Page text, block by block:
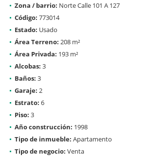
Zona / barrio: Norte Calle 101 A 127
Código: 773014
Estado: Usado
Área Terreno: 208 m²
Área Privada: 193 m²
Alcobas: 3
Baños: 3
Garaje: 2
Estrato: 6
Piso: 3
Año construcción: 1998
Tipo de inmueble: Apartamento
Tipo de negocio: Venta